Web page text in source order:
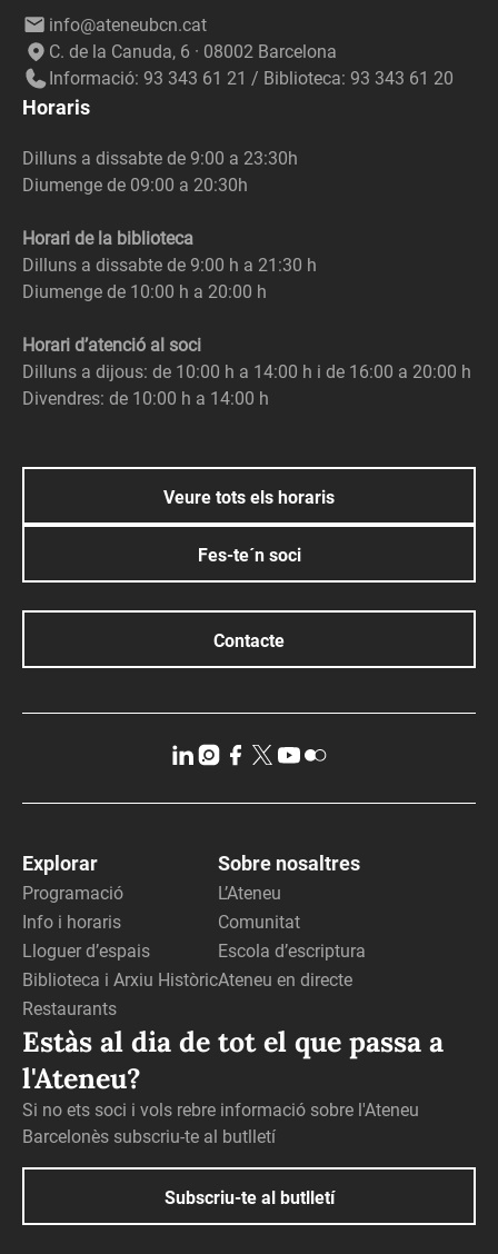
info@ateneubcn.cat
C. de la Canuda, 6 · 08002 Barcelona
Informació: 93 343 61 21 / Biblioteca: 93 343 61 20
Horaris
Dilluns a dissabte de 9:00 a 23:30h
Diumenge de 09:00 a 20:30h
Horari de la biblioteca
Dilluns a dissabte de 9:00 h a 21:30 h
Diumenge de 10:00 h a 20:00 h
Horari d’atenció al soci
Dilluns a dijous: de 10:00 h a 14:00 h i de 16:00 a 20:00 h
Divendres: de 10:00 h a 14:00 h
Veure tots els horaris
Fes-te´n soci
Contacte
Explorar
Programació
Info i horaris
Lloguer d’espais
Biblioteca i Arxiu Històric
Restaurants
Sobre nosaltres
L’Ateneu
Comunitat
Escola d’escriptura
Ateneu en directe
Estàs al dia de tot el que passa a
l'Ateneu?
Si no ets soci i vols rebre informació sobre l'Ateneu
Barcelonès subscriu-te al butlletí
Subscriu-te al butlletí